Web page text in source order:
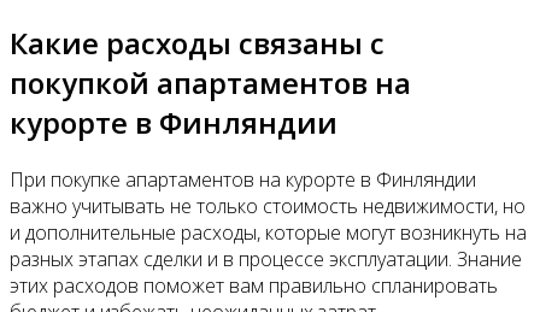
Какие расходы связаны с
покупкой апартаментов на
курорте в Финляндии
При покупке апартаментов на курорте в Финляндии
важно учитывать не только стоимость недвижимости, но
и дополнительные расходы, которые могут возникнуть на
разных этапах сделки и в процессе эксплуатации. Знание
этих расходов поможет вам правильно спланировать